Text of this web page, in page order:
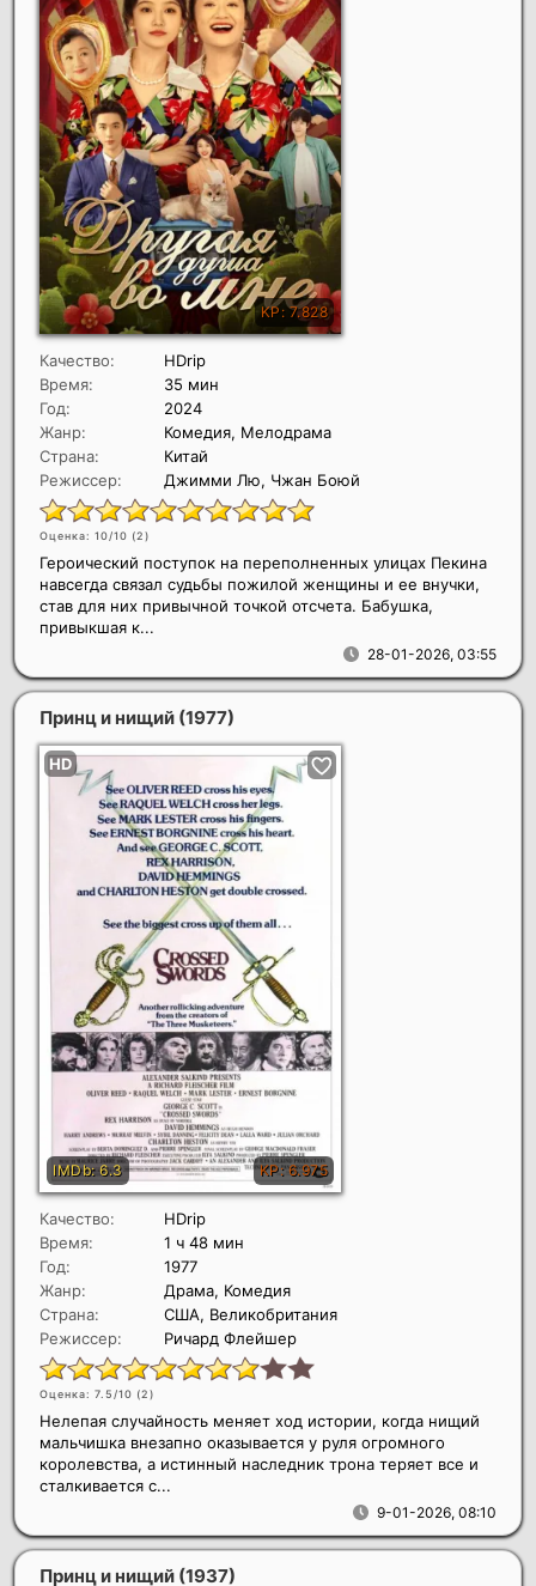
Качество:
HDrip
Время:
35 мин
Год:
2024
Жанр:
Комедия, Мелодрама
Страна:
Китай
Режиссер:
Джимми Лю, Чжан Боюй
Оценка: 10/10 (2)
28-01-2026, 03:55
Героический поступок на переполненных улицах Пекина
навсегда связал судьбы пожилой женщины и ее внучки,
став для них привычной точкой отсчета. Бабушка,
привыкшая к...
Принц и нищий (1977)
Качество:
HDrip
Время:
1 ч 48 мин
Год:
1977
Жанр:
Драма, Комедия
Страна:
США, Великобритания
Режиссер:
Ричард Флейшер
Оценка: 7.5/10 (2)
9-01-2026, 08:10
Нелепая случайность меняет ход истории, когда нищий
мальчишка внезапно оказывается у руля огромного
королевства, а истинный наследник трона теряет все и
сталкивается с...
Принц и нищий (1937)